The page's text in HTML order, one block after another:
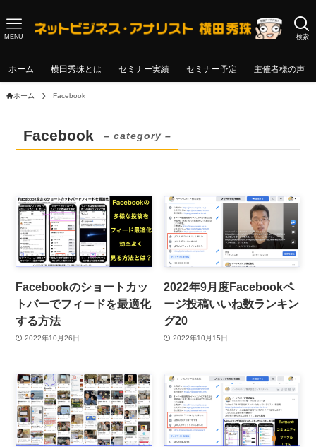
検索
MENU
ホーム 横田秀珠とは セミナー実績 セミナー予定 主催者様の声
ホーム Facebook
Facebook – category –
Facebookのショートカッ
トバーでフィードを最適化
する方法
2022年10月26日
2022年9月度Facebookペ
ージ投稿いいね数ランキン
グ20
2022年10月15日